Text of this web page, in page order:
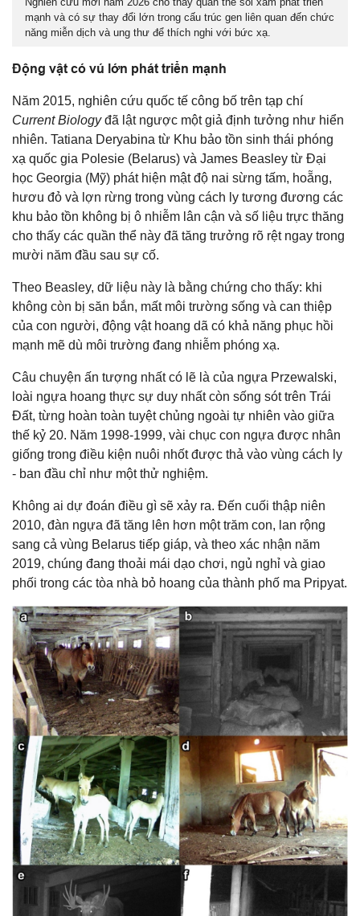
mạnh và có sự thay đổi lớn trong cấu trúc gen liên quan đến chức
năng miễn dịch và ung thư để thích nghi với bức xạ.
Động vật có vú lớn phát triển mạnh
Năm 2015, nghiên cứu quốc tế công bố trên tạp chí
Current Biologyđã lật ngược một giả định tưởng như hiển
nhiên. Tatiana Deryabina từ Khu bảo tồn sinh thái phóng
xạ quốc gia Polesie (Belarus) và James Beasley từ Đại
học Georgia (Mỹ) phát hiện mật độ nai sừng tấm, hoẵng,
hươu đỏ và lợn rừng trong vùng cách ly tương đương các
khu bảo tồn không bị ô nhiễm lân cận và số liệu trực thăng
cho thấy các quần thể này đã tăng trưởng rõ rệt ngay trong
mười năm đầu sau sự cố.
Theo Beasley, dữ liệu này là bằng chứng cho thấy: khi
không còn bị săn bắn, mất môi trường sống và can thiệp
của con người, động vật hoang dã có khả năng phục hồi
mạnh mẽ dù môi trường đang nhiễm phóng xạ.
Câu chuyện ấn tượng nhất có lẽ là của ngựa Przewalski,
loài ngựa hoang thực sự duy nhất còn sống sót trên Trái
Đất, từng hoàn toàn tuyệt chủng ngoài tự nhiên vào giữa
thế kỷ 20. Năm 1998-1999, vài chục con ngựa được nhân
giống trong điều kiện nuôi nhốt được thả vào vùng cách ly
- ban đầu chỉ như một thử nghiệm.
Không ai dự đoán điều gì sẽ xảy ra. Đến cuối thập niên
2010, đàn ngựa đã tăng lên hơn một trăm con, lan rộng
sang cả vùng Belarus tiếp giáp, và theo xác nhận năm
2019, chúng đang thoải mái dạo chơi, ngủ nghỉ và giao
phối trong các tòa nhà bỏ hoang của thành phố ma Pripyat.